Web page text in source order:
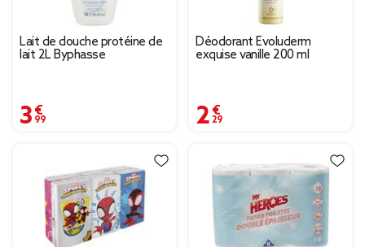
Lait de douche protéine de
lait 2L Byphasse
3,99 €
Déodorant Evoluderm
exquise vanille 200 ml
2,29 €